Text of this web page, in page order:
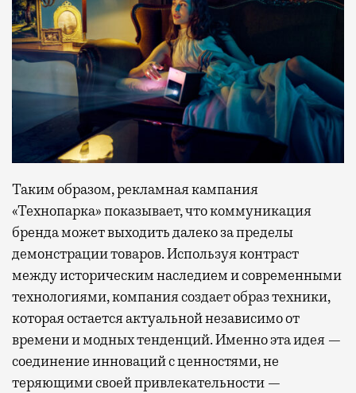
Таким образом, рекламная кампания
«Технопарка» показывает, что коммуникация
бренда может выходить далеко за пределы
демонстрации товаров. Используя контраст
между историческим наследием и современными
технологиями, компания создает образ техники,
которая остается актуальной независимо от
времени и модных тенденций. Именно эта идея —
соединение инноваций с ценностями, не
теряющими своей привлекательности —